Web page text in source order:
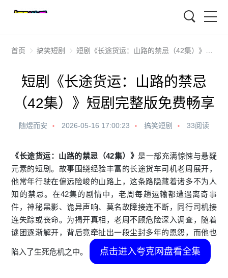
首页 搞笑短剧 短剧《长途货运：山路的禁忌（42集）》短剧完整版免费畅享
短剧《长途货运：山路的禁忌
（42集）》短剧完整版免费畅享
随煜而安 2026-05-16 17:00:23 搞笑短剧 33阅读
《长途货运：山路的禁忌（42集）》是一部充满惊悚与悬疑
元素的短剧。故事围绕经验丰富的长途货车司机老周展开，
他常年行驶在偏远险峻的山路上，这条路隐藏着诸多不为人
知的禁忌。在42集的剧情中，老周每趟运输都遭遇离奇事
件，神秘黑影、诡异声响、莫名故障接连不断，同行司机接
连失踪或丧命。为揭开真相，老周不顾危险深入调查，随着
谜团逐渐解开，背后竟牵扯出一段尘封多年的恩怨，而他也
陷入了生死危机之中。 点击进入夸克网盘看全集